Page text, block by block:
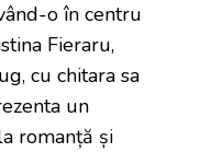
o în centru
Fieraru,
cu chitara sa
un
romanță și